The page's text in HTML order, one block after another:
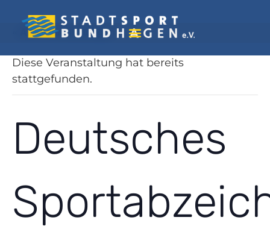
« Alle Veranstaltungen
Diese Veranstaltung hat bereits
stattgefunden.
Deutsches